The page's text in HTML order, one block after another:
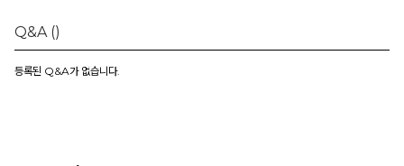
Q&A ()
등록된 Q&A가 없습니다.